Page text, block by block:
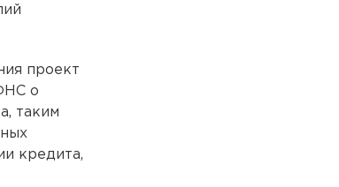
проект
о
таким
кредита,